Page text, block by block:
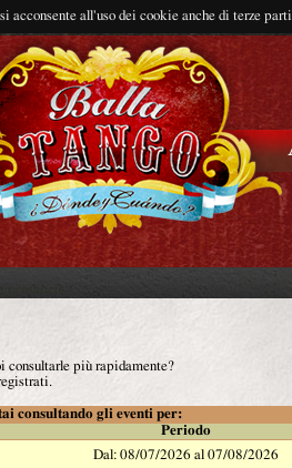
acconsente all'uso dei cookie anche di terze parti
consultarle più rapidamente?
consultando gli eventi per:
Periodo
Dal: 08/07/2026 al 07/08/2026